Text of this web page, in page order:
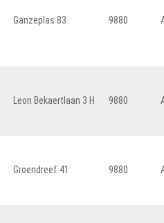
Ganzeplas 83 9880
Leon Bekaertlaan 3 H 9880
Groendreef 41 9880